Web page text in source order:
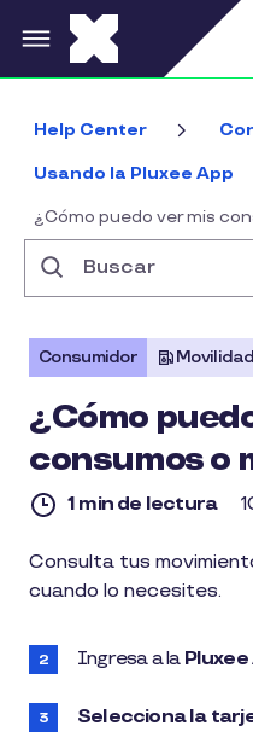
Pasar al contenido
Help Center
Usando la Pluxee App
¿Cómo puedo ver mis
Consumidor Movilidad
¿Cómo
consumos o
1 min de lectura
1
de
Consulta tus
cuando lo necesites.
Ingresa a la Pluxee
Selecciona la